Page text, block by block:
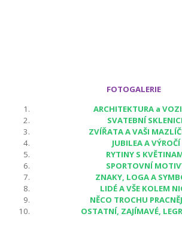
FOTOGALERIE
ARCHITEKTURA a
SVATEBNÍ
ZVÍŘATA A VAŠI
JUBILEA A VÝROČÍ
RYTINY S
SPORTOVNÍ
ZNAKY, LOGA A
LIDÉ A VŠE KOLEM
NĚCO TROCHU
OSTATNÍ, ZAJÍMAVÉ,